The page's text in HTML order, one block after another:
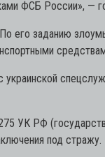
ФСБ России», —
его заданию
РФ
под стражу.